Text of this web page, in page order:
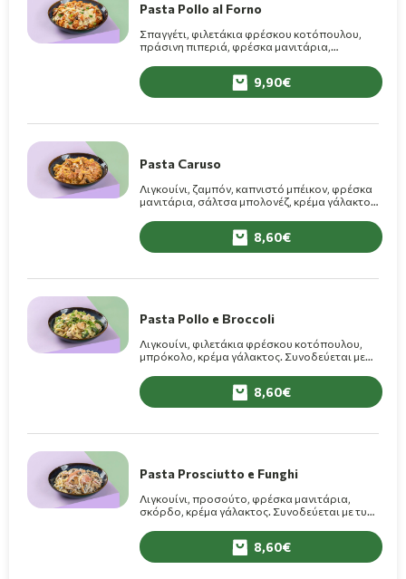
Pasta Pollo al Forno
Σπαγγέτι, φιλετάκια φρέσκου κοτόπουλου,
πράσινη πιπεριά, φρέσκα μανιτάρια,
φούρνο.
9,90
Pasta Caruso
Λιγκουίνι, ζαμπόν, καπνιστό μπέικον, φρέσκα
μανιτάρια, σάλτσα μπολονέζ, κρέμα γάλακτος.
8,60
Pasta Pollo e Broccoli
Λιγκουίνι, φιλετάκια φρέσκου κοτόπουλου,
μπρόκολο, κρέμα γάλακτος. Συνοδεύεται με
8,60
Pasta Prosciutto e Funghi
Λιγκουίνι, προσούτο, φρέσκα μανιτάρια,
σκόρδο, κρέμα γάλακτος. Συνοδεύεται με τυρί
8,60